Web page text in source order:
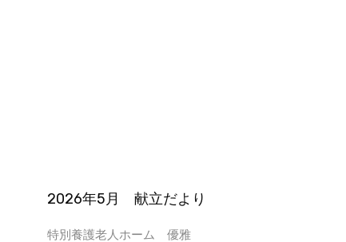
2026年5月 献立だより
特別養護老人ホーム 優雅